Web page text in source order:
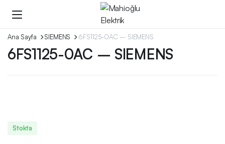
Ana Sayfa SIEMENS 6FS1125-0AC – SIEMENS
6FS1125-0AC – SIEMENS
Stokta